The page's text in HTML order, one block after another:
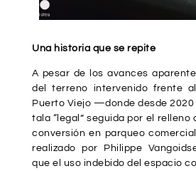
Una historia que se repite
A pesar de los avances
del terreno intervenido frente
Puerto Viejo —donde desde
tala “legal” seguida por el relleno
conversión en parqueo
realizado por Philippe
que el uso indebido del espacio